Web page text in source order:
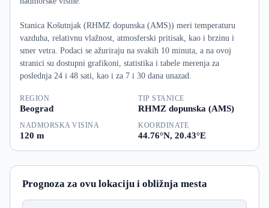
Stanica Košutnjak (RHMZ dopunska (AMS)) meri temperaturu
vazduha, relativnu vlažnost, atmosferski pritisak, kao i brzinu i
smer vetra. Podaci se ažuriraju na svakih 10 minuta, a na ovoj
stranici su dostupni grafikoni, statistika i tabele merenja za
poslednja 24 i 48 sati, kao i za 7 i 30 dana unazad.
REGION
Beograd
TIP STANICE
RHMZ dopunska (AMS)
NADMORSKA VISINA
120 m
KOORDINATE
44.76°N, 20.43°E
Prognoza za ovu lokaciju i obližnja mesta